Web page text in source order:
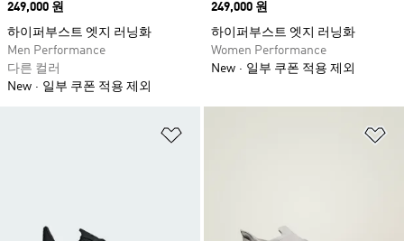
Price
249,000 원
하이퍼부스트 엣지 러닝화
Men Performance
다른 컬러
New
일부 쿠폰 적용 제외
Price
249,000 원
하이퍼부스트 엣지 러닝화
Women Performance
New
일부 쿠폰 적용 제외